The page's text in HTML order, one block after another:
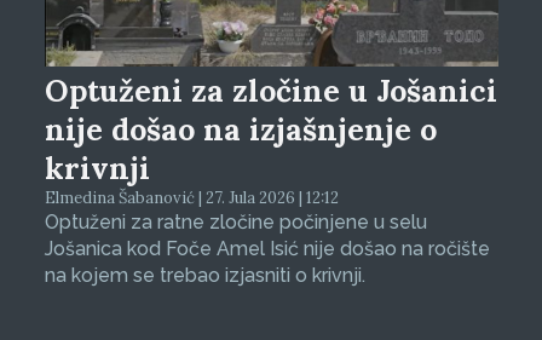
Optuženi za zločine u Jošanici
nije došao na izjašnjenje o
krivnji
Elmedina Šabanović | 27. Jula 2026 | 12:12
Optuženi za ratne zločine počinjene u selu
Jošanica kod Foče Amel Isić nije došao na ročište
na kojem se trebao izjasniti o krivnji.